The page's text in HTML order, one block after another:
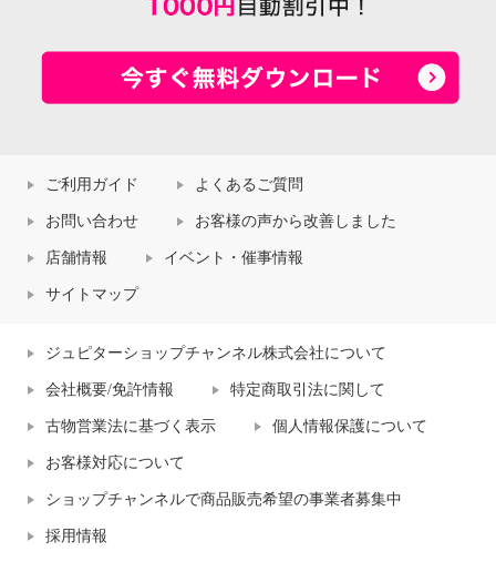
ご利用ガイド よくあるご質問
お問い合わせ お客様の声から改善しました
店舗情報 イベント・催事情報
サイトマップ
ジュピターショップチャンネル株式会社について
会社概要/免許情報 特定商取引法に関して
古物営業法に基づく表示 個人情報保護について
お客様対応について
ショップチャンネルで商品販売希望の事業者募集中
採用情報